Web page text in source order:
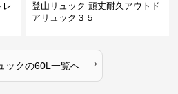
レ
登山リュック 頑丈耐久アウトド
アリュック３５
ックの60L 一覧へ ›